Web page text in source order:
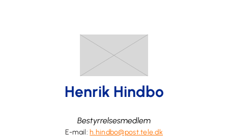
Henrik Hindbo
Bestyrrelsesmedlem
E-mail: h.hindbo@post.tele.dk